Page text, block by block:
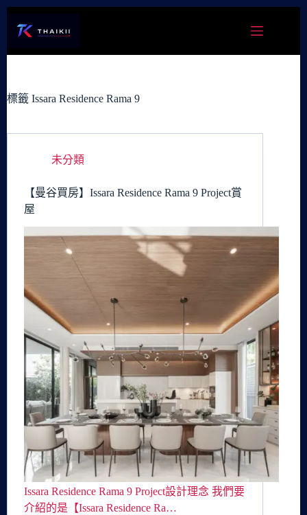
容
標籤 Issara Residence Rama 9
未分類
【曼谷買房】Issara Residence Rama 9 Project賞
屋
Issara Residence Rama 9 Project設計理念 我們要
介紹的是【Issara Residence Ra…